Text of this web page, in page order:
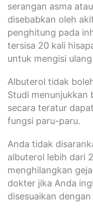
serangan asma
disebabkan oleh
penghitung pada
tersisa 20 kali
untuk mengisi
Albuterol tidak
Studi menunjukkan
secara teratur
fungsi paru-paru.
Anda tidak
albuterol lebih dari
menghilangkan
dokter jika Anda
disesuaikan